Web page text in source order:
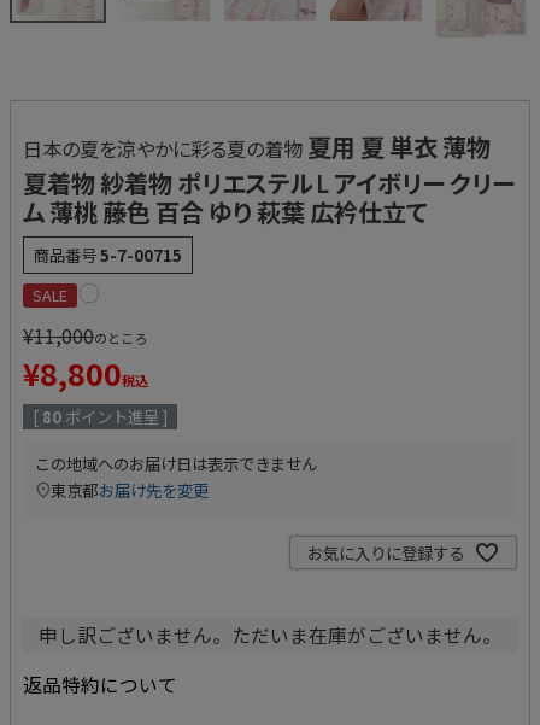
日本の夏を涼やかに彩る夏の着物 夏用 夏 単衣 薄物
夏着物 紗着物 ポリエステル L アイボリー クリー
ム 薄桃 藤色 百合 ゆり 萩葉 広衿仕立て
商品番号5-7-00715
SALE
¥11,000のところ
¥8,800税込
[ 80 ポイント進呈 ]
この地域へのお届け日は表示できません
東京都お届け先を変更
お気に入りに登録する
申し訳ございません。ただいま在庫がございません。
返品特約について